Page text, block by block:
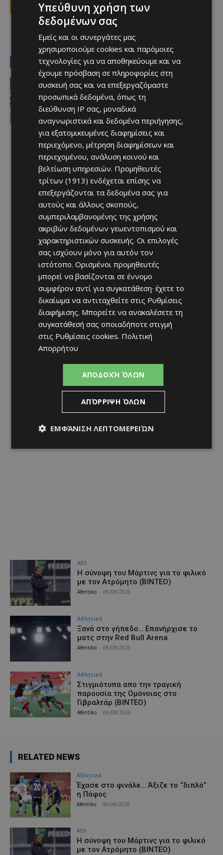
Facebook
Top αστυνομικά
LATEST NEWS
Αθλητικά
Έχασε στο φινάλε… Άξιζε το “διπλό”
η Πάφος
Afentiko - 06/08/2026
ΑΕΛ
H σύνοψη του Μάρτινς για το φιλικό
με τον Ατρόμητο (ΒΙΝΤΕΟ)
Afentiko 06/08/2026
Αθλητικά
Ξανά στο γήπεδο… Επανήρχισε το
ματς στην Red Bull Arena
Afentiko 06/08/2026
Αθλητικά
Στιγμιότυπα απο την τραγική
παρουσία της Ομόνοιας στο
Γιβραλτάρ (ΒΙΝΤΕΟ)
Afentiko 06/08/2026
RELATED NEWS
Αθλητικά
Έχασε στο φινάλε… Άξιζε το “διπλό”
η Πάφος
Afentiko 06/08/2026
ΑΕΛ
H σύνοψη του Μάρτινς για το φιλικό
με τον Ατρόμητο (ΒΙΝΤΕΟ)
Υπεύθυνη χρήση των
δεδομένων σας
Εμείς και οι συνεργάτες μας
χρησιμοποιούμε cookies και παρόμοιες
τεχνολογίες για να αποθηκεύουμε και να
έχουμε πρόσβαση σε πληροφορίες στη
συσκευή σας και να επεξεργαζόμαστε
προσωπικά δεδομένα, όπως τη
διεύθυνση IP σας, μοναδικά
αναγνωριστικά και δεδομένα περιήγησης,
για εξατομικευμένες διαφημίσεις και
περιεχόμενο, μέτρηση διαφημίσεων και
περιεχομένου, ανάλυση κοινού και
βελτίωση υπηρεσιών. Προμηθευτές
τρίτων (1913) ενδέχεται επίσης να
επεξεργάζονται τα δεδομένα σας για
αυτούς και άλλους σκοπούς,
συμπεριλαμβανομένης της χρήσης
ακριβών δεδομένων γεωεντοπισμού και
χαρακτηριστικών συσκευής. Οι επιλογές
σας ισχύουν μόνο για αυτόν τον
ιστότοπο. Ορισμένοι προμηθευτές
μπορεί να βασίζονται σε έννομο
συμφέρον αντί για συγκατάθεση· έχετε το
δικαίωμα να αντιταχθείτε στις Ρυθμίσεις
διαφήμισης. Μπορείτε να ανακαλέσετε τη
συγκατάθεσή σας οποιαδήποτε στιγμή
στις Ρυθμίσεις cookies. Πολιτική
Απορρήτου
ΑΠΟΔΟΧΉ ΌΛΩΝ
ΑΠΌΡΡΙΨΗ ΌΛΩΝ
ΕΜΦΆΝΙΣΗ ΛΕΠΤΟΜΕΡΕΙΏΝ